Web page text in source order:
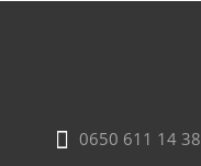
0650 611 14 38